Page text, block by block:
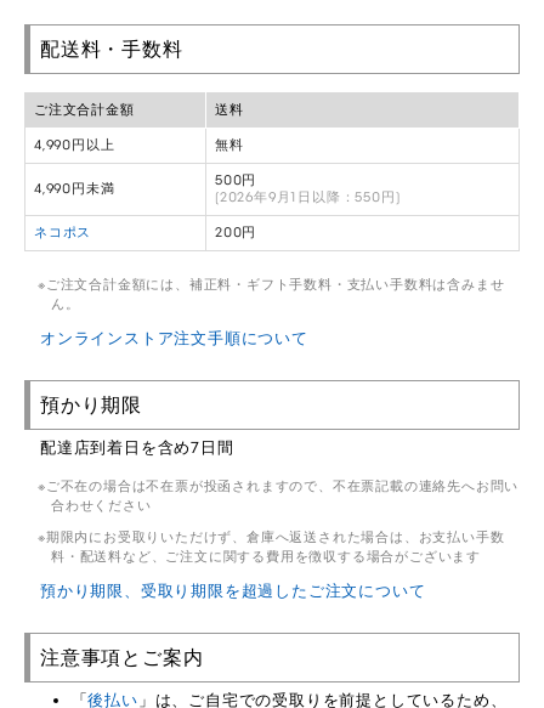
配送料・手数料
ご注文合計金額 送料
4,990円以上 無料
4,990円未満
500円
(2026年9月1日以降：550円)
ネコポス 200円
ご注文合計金額には、補正料・ギフト手数料・支払い手数料は含みませ
ん。
オンラインストア注文手順について
預かり期限
配達店到着日を含め7日間
ご不在の場合は不在票が投函されますので、不在票記載の連絡先へお問い
合わせください
期限内にお受取りいただけず、倉庫へ返送された場合は、お支払い手数
料・配送料など、ご注文に関する費用を徴収する場合がございます
預かり期限、受取り期限を超過したご注文について
注意事項とご案内
「後払い 」は、ご自宅での受取りを前提としているため、